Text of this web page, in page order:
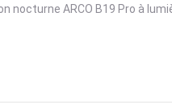
nocturne ARCO B19 Pro à